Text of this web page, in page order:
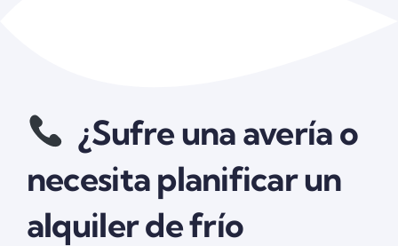
¿Sufre una avería o
necesita planificar un
alquiler de frío